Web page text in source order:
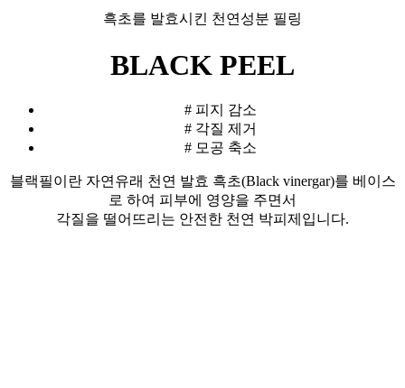
흑초를 발효시킨 천연성분 필링
BLACK PEEL
# 피지 감소
# 각질 제거
# 모공 축소
블랙필이란 자연유래 천연 발효 흑초(Black vinergar)를 베이스
로 하여 피부에 영양을 주면서
각질을 떨어뜨리는 안전한 천연 박피제입니다.